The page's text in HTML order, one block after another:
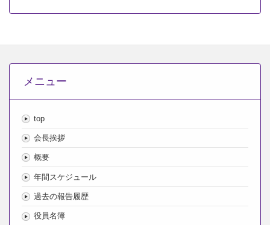
メニュー
top
会長挨拶
概要
年間スケジュール
過去の報告履歴
役員名簿